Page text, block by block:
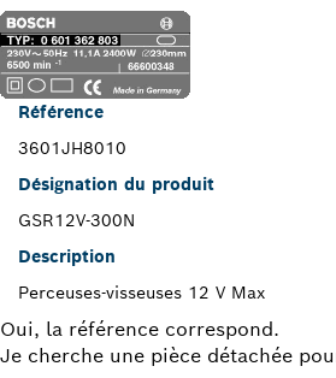
Référence
3601JH8010
Désignation du produit
GSR12V-300N
Description
Perceuses-visseuses 12 V Max
Oui, la référence correspond.
Je cherche une pièce détachée